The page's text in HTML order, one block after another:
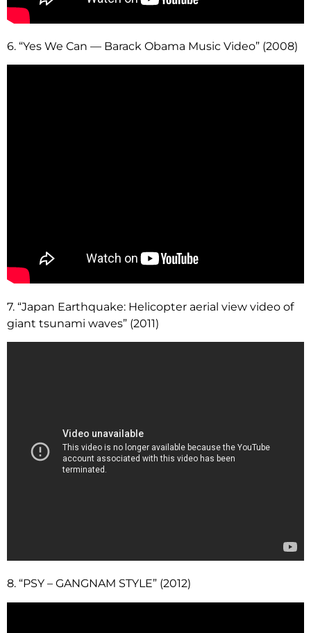
6. “Yes We Can — Barack Obama Music Video” (2008)
7. “Japan Earthquake: Helicopter aerial view video of
giant tsunami waves” (2011)
8. “PSY – GANGNAM STYLE” (2012)